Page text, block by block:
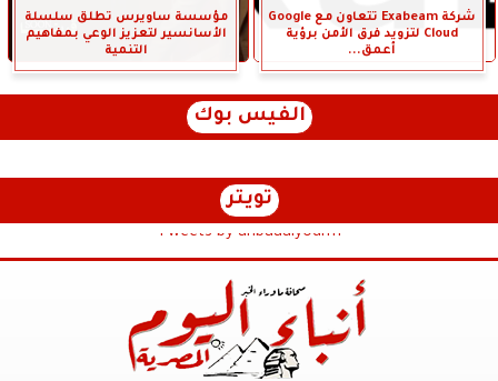
شركة Exabeam تتعاون مع Google
Cloud لتزويد فرق الأمن برؤية
أعمق...
مؤسسة ساويرس تطلق سلسلة
الأسانسير لتعزيز الوعي بمفاهيم
التنمية
الفيس بوك
تويتر
Tweets by anbaaalyoum1